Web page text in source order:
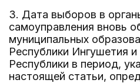
3. Дата выборов в
самоуправления вновь
муниципальных
Республики Ингушетия и
Республики в период,
настоящей статьи,